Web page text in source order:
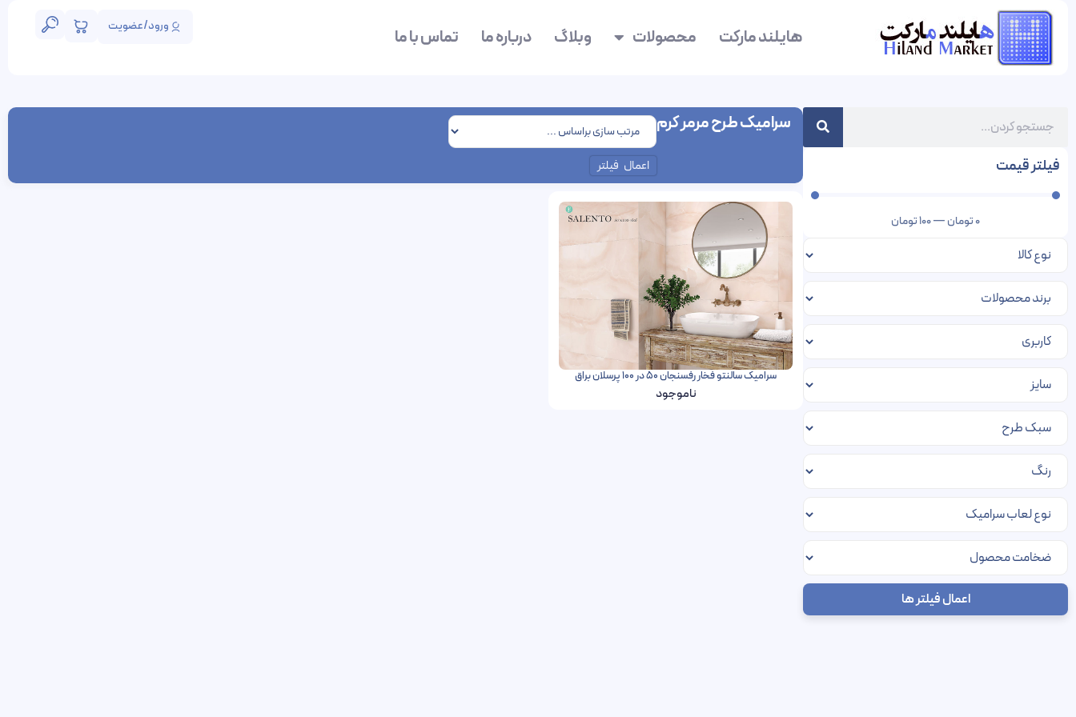
هایلند مارکت محصولات وبلاگ درباره ما تماس با ما ورود/عضویت
فیلتر قیمت
0تومان—
100تومان
اعمال فیلتر ها
سرامیک طرح مرمر کرم
اعمال فیلتر
سرامیک سالنتو فخار رفسنجان 50 در 100 پرسلان براق
ناموجود